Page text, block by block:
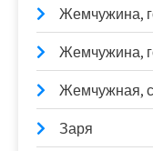
Жемчужина,
Жемчужина,
Жемчужная,
Заря